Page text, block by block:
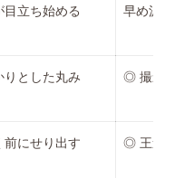
目立ち始める 早め派
りとした丸み ◎ 撮影
前にせり出す ◎ 王道